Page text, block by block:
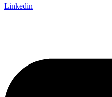
Linkedin